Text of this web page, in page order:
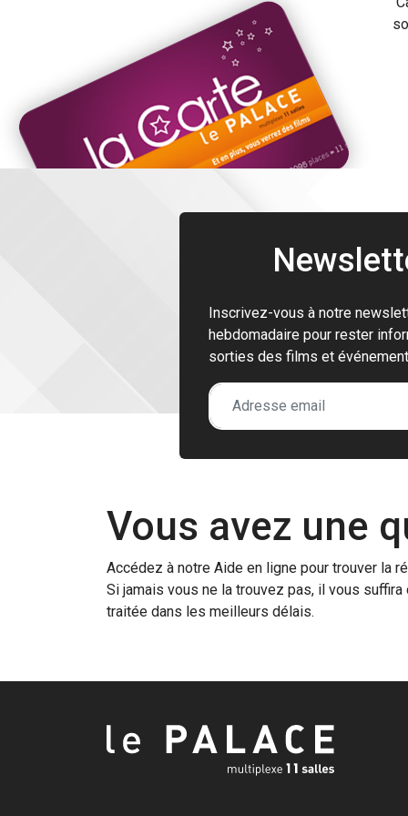
Inscrivez-vous à notre
hebdomadaire pour rester
sorties des films et
Vous avez une
Accédez à notre Aide en ligne pour trouver la
Si jamais vous ne la trouvez pas, il vous
traitée dans les meilleurs délais.